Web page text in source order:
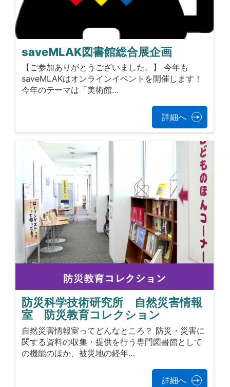
saveMLAK図書館総合展企画
【ご参加ありがとうございました。】 今年も
saveMLAKはオンラインイベントを開催します！
今年のテーマは「美術館…
詳細へ
防災科学技術研究所 自然災害情報
室 防災教育コレクション
自然災害情報室ってどんなところ？ 防災・災害に
関する資料の収集・提供を行う専門図書館として
の機能のほか、被災地の経年…
詳細へ